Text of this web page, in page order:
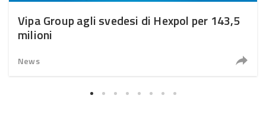
Vipa Group agli svedesi di Hexpol per 143,5
milioni
News